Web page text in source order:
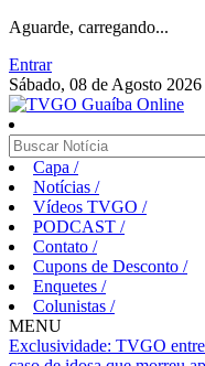
Aguarde, carregando...
Entrar
Sábado, 08 de Agosto 2026
Capa /
Notícias /
Vídeos TVGO /
PODCAST /
Contato /
Cupons de Desconto /
Enquetes /
Colunistas /
MENU
Exclusividade: TVGO